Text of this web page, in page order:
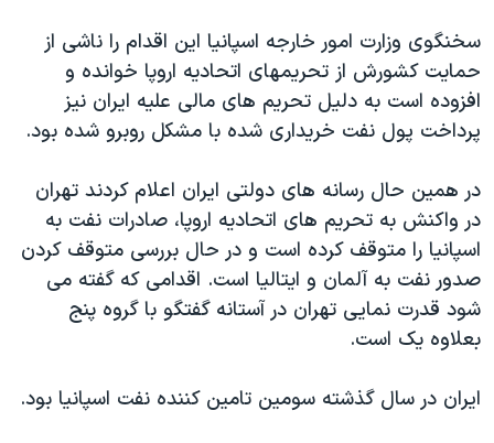
نرگس محمدی برنده جایزه نوبل صلح
همایش محافظه‌کاران آمریکا «سی‌پک»
صفحه‌های ویژه
سفر پرزیدنت ترامپ به چین
سخنگوی وزارت امور خارجه اسپانيا اين اقدام را ناشی از
حمايت کشورش از تحريمهای اتحاديه اروپا خوانده و
افزوده است به دليل تحريم های مالی عليه ايران نيز
پرداخت پول نفت خريداری شده با مشکل روبرو شده بود.
در همين حال رسانه های دولتی ايران اعلام کردند تهران
در واکنش به تحريم های اتحاديه اروپا، صادرات نفت به
اسپانيا را متوقف کرده است و در حال بررسی متوقف کردن
صدور نفت به آلمان و ايتاليا است. اقدامی که گفته می
شود قدرت نمايی تهران در آستانه گفتگو با گروه پنج
بعلاوه يک است.
ايران در سال گذشته سومين تامين کننده نفت اسپانيا بود.